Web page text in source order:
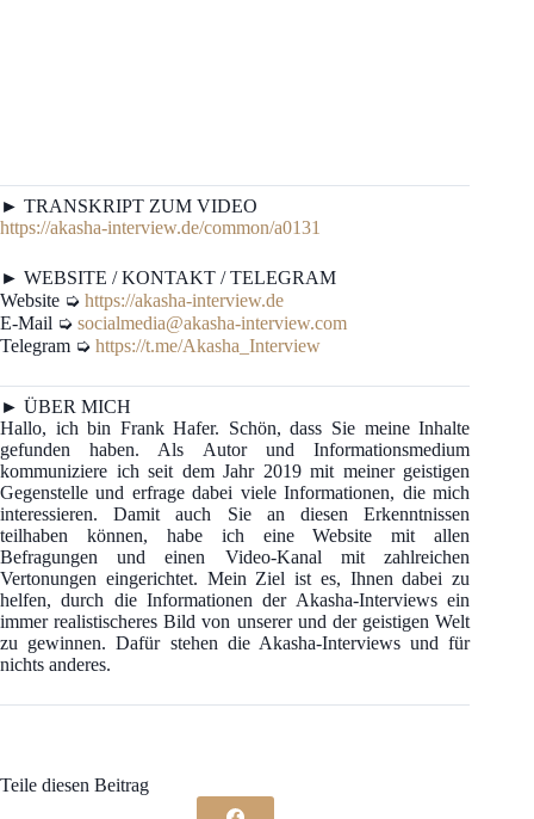
► TRANSKRIPT ZUM VIDEO
https://akasha-interview.de/common/a0131
► WEBSITE / KONTAKT / TELEGRAM
Website ➭ https://akasha-interview.de
E-Mail ➭ socialmedia@akasha-interview.com
Telegram ➭ https://t.me/Akasha_Interview
► ÜBER MICH
Hallo, ich bin Frank Hafer. Schön, dass Sie meine Inhalte
gefunden haben. Als Autor und Informationsmedium
kommuniziere ich seit dem Jahr 2019 mit meiner geistigen
Gegenstelle und erfrage dabei viele Informationen, die mich
interessieren. Damit auch Sie an diesen Erkenntnissen
teilhaben können, habe ich eine Website mit allen
Befragungen und einen Video-Kanal mit zahlreichen
Vertonungen eingerichtet. Mein Ziel ist es, Ihnen dabei zu
helfen, durch die Informationen der Akasha-Interviews ein
immer realistischeres Bild von unserer und der geistigen Welt
zu gewinnen. Dafür stehen die Akasha-Interviews und für
nichts anderes.
Teile diesen Beitrag